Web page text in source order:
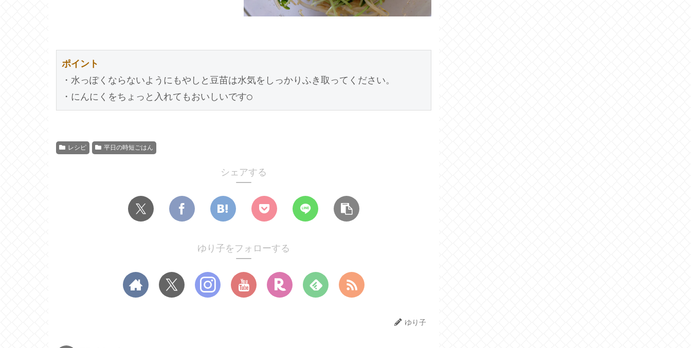
ポイント
・水っぽくならないようにもやしと豆苗は水気をしっかりふき取ってください。
レシピ 平日の時短ごはん
シェアする
ゆり子をフォローする
ゆり子